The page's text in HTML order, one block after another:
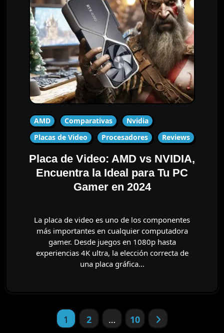
AMD Comparativas
Nvidia
Placas de Video
Procesadores Reviews
Placa de Video: AMD vs NVIDIA,
Encuentra la Ideal para Tu PC
Gamer en 2024
La placa de video es uno de los componentes
más importantes en cualquier computadora
gamer. Desde juegos en 1080p hasta
experiencias 4K ultra, la elección correcta de
una placa gráfica…
Paginación 1 2 … 10